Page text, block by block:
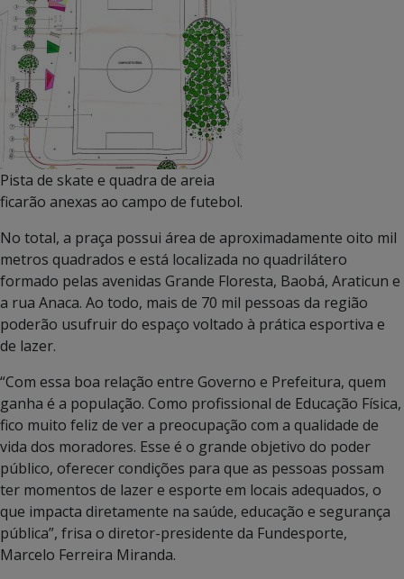
Pista de skate e quadra de areia
ficarão anexas ao campo de futebol.
No total, a praça possui área de aproximadamente oito mil
metros quadrados e está localizada no quadrilátero
formado pelas avenidas Grande Floresta, Baobá, Araticun e
a rua Anaca. Ao todo, mais de 70 mil pessoas da região
poderão usufruir do espaço voltado à prática esportiva e
de lazer.
“Com essa boa relação entre Governo e Prefeitura, quem
ganha é a população. Como profissional de Educação Física,
fico muito feliz de ver a preocupação com a qualidade de
vida dos moradores. Esse é o grande objetivo do poder
público, oferecer condições para que as pessoas possam
ter momentos de lazer e esporte em locais adequados, o
que impacta diretamente na saúde, educação e segurança
pública”, frisa o diretor-presidente da Fundesporte,
Marcelo Ferreira Miranda.